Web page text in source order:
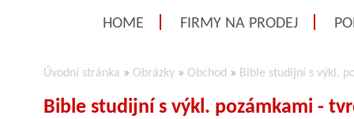
HOME FIRMY NA PRODEJ
Úvodní stránka » Obrázky » Obchod » Bible studijní s výkl.
Bible studijní s výkl. pozámkami -